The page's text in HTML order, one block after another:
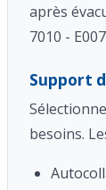
après
7010 -
Support
besoins.